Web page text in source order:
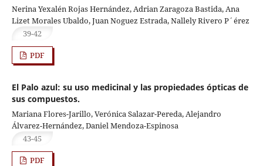
Nerina Yexalén Rojas Hernández, Adrian Zaragoza Bastida, Ana
Lizet Morales Ubaldo, Juan Noguez Estrada, Nallely Rivero P´érez
39-42
PDF
El Palo azul: su uso medicinal y las propiedades ópticas de
sus compuestos.
Mariana Flores-Jarillo, Verónica Salazar-Pereda, Alejandro
Álvarez-Hernández, Daniel Mendoza-Espinosa
43-45
PDF